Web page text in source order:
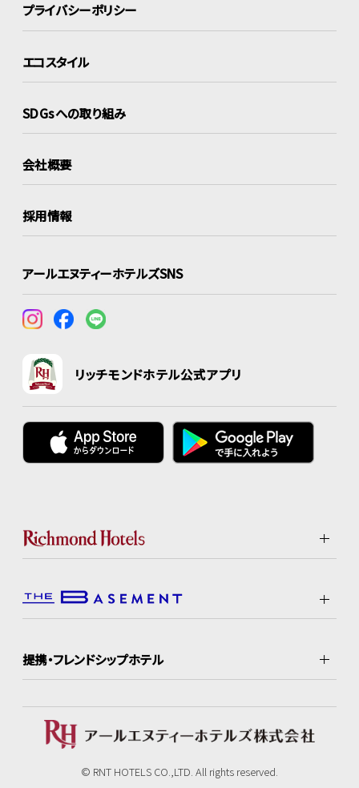
プライバシーポリシー
エコスタイル
SDGsへの取り組み
会社概要
採用情報
アールエヌティーホテルズSNS
リッチモンドホテル公式アプリ
提携・フレンドシップホテル
© RNT HOTELS CO.,LTD. All rights reserved.